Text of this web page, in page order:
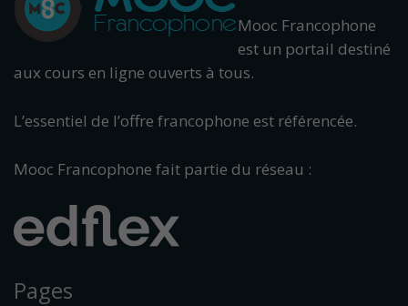
Mooc Francophone
est un portail destiné
aux cours en ligne ouverts à tous.
L’essentiel de l’offre francophone est référencée.
Mooc Francophone fait partie du réseau :
Pages